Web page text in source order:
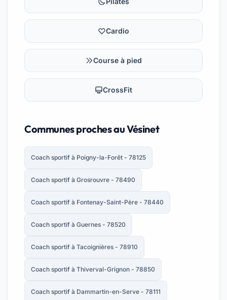
Cardio
Course à pied
CrossFit
Communes proches au Vésinet
Coach sportif à Poigny-la-Forêt - 78125
Coach sportif à Grosrouvre - 78490
Coach sportif à Fontenay-Saint-Père - 78440
Coach sportif à Guernes - 78520
Coach sportif à Tacoignières - 78910
Coach sportif à Thiverval-Grignon - 78850
Coach sportif à Dammartin-en-Serve - 78111